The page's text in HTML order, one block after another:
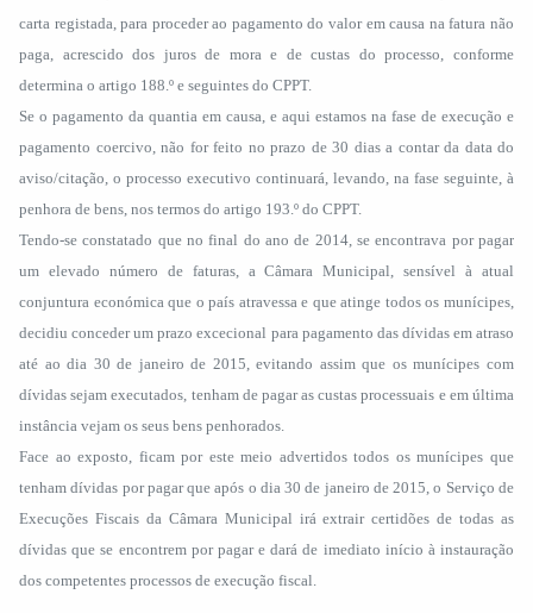
carta registada, para proceder ao pagamento do valor em causa na fatura não
paga, acrescido dos juros de mora e de custas do processo, conforme
determina o artigo 188.º e seguintes do CPPT.
Se o pagamento da quantia em causa, e aqui estamos na fase de execução e
pagamento coercivo, não for feito no prazo de 30 dias a contar da data do
aviso/citação, o processo executivo continuará, levando, na fase seguinte, à
penhora de bens, nos termos do artigo 193.º do CPPT.
Tendo-se constatado que no final do ano de 2014, se encontrava por pagar
um elevado número de faturas, a Câmara Municipal, sensível à atual
conjuntura económica que o país atravessa e que atinge todos os munícipes,
decidiu conceder um prazo excecional para pagamento das dívidas em atraso
até ao dia 30 de janeiro de 2015, evitando assim que os munícipes com
dívidas sejam executados, tenham de pagar as custas processuais e em última
instância vejam os seus bens penhorados.
Face ao exposto, ficam por este meio advertidos todos os munícipes que
tenham dívidas por pagar que após o dia 30 de janeiro de 2015, o Serviço de
Execuções Fiscais da Câmara Municipal irá extrair certidões de todas as
dívidas que se encontrem por pagar e dará de imediato início à instauração
dos competentes processos de execução fiscal.